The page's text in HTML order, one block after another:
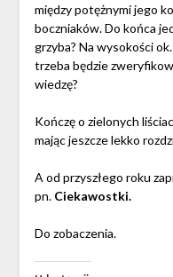
między potężnymi jego
boczniaków. Do końca
grzyba? Na wysokości
trzeba będzie
wiedzę?
Kończę o zielonych
mając jeszcze lekko
A od przyszłego roku
pn. Ciekawostki.
Do zobaczenia.